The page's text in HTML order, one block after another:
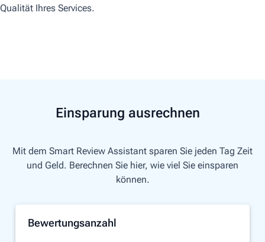
Qualität Ihres Services.
Einsparung ausrechnen
Mit dem Smart Review Assistant sparen Sie jeden Tag Zeit
und Geld. Berechnen Sie hier, wie viel Sie einsparen
können.
Bewertungsanzahl